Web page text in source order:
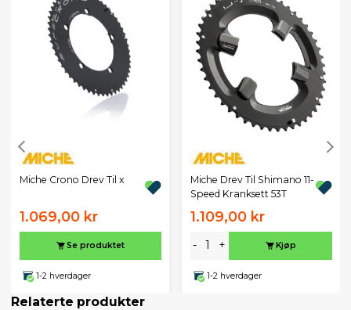
Miche Crono Drev Til x
1.069,00 kr
Se produktet
1-2 hverdager
Miche Drev Til Shimano 11-
Speed Kranksett 53T
1.109,00 kr
- + Kjøp
1-2 hverdager
Relaterte produkter